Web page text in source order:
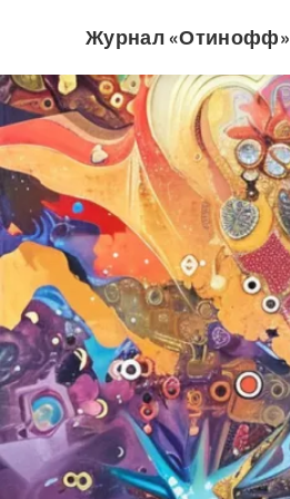
Журнал «Отинофф»